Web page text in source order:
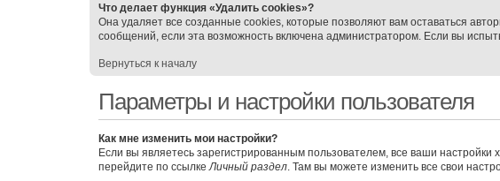
Что делает функция «Удалить cookies»?
Она удаляет все созданные cookies, которые позволяют вам оставаться
сообщений, если эта возможность включена администратором. Если вы
Вернуться к началу
Параметры и настройки пользователя
Как мне изменить мои настройки?
Если вы являетесь зарегистрированным пользователем, все ваши
перейдите по ссылкеЛичный раздел. Там вы можете изменить все свои